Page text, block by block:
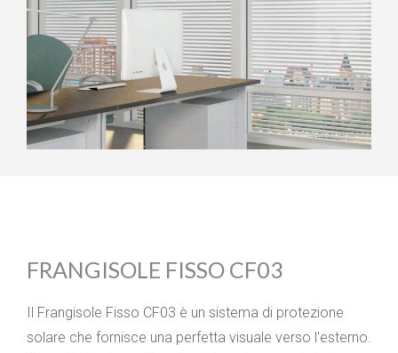
FRANGISOLE FISSO CF03
Il Frangisole Fisso CF03 è un sistema di protezione
solare che fornisce una perfetta visuale verso l'esterno.